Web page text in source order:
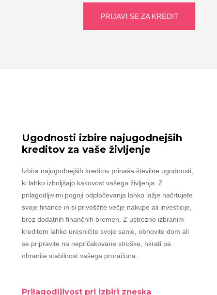
PRIJAVI SE ZA KREDIT
Ugodnosti izbire najugodnejših
kreditov za vaše življenje
Izbira najugodnejših kreditov prinaša številne ugodnosti,
ki lahko izboljšajo kakovost vašega življenja. Z
prilagodljivimi pogoji odplačevanja lahko lažje načrtujete
svoje finance in si privoščite večje nakupe ali investicije,
brez dodatnih finančnih bremen. Z ustrezno izbranim
kreditom lahko uresničite svoje sanje, obnovite dom ali
se pripravite na nepričakovane stroške, hkrati pa
ohranite stabilnost vašega proračuna.
Prilagodljivost pri izbiri zneska